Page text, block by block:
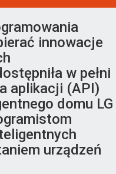
innowacje
w pełni
aplikacji (API)
domu LG
urządzeń